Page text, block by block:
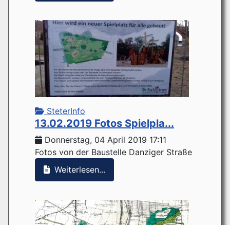
SteterInfo
13.02.2019 Fotos Spielpla...
Donnerstag, 04 April 2019 17:11
Fotos von der Baustelle Danziger Straße
Weiterlesen...